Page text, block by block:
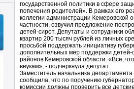
государственной политики в сфере
попечения родителей». В рамках его
коллегии администрации Кемеровской
частности, озвучил предложение
детей-сирот. Депутаты и сотрудники
квартир 200 тысяч рублей из личных
просьбой поддержать инициативу
дополнительных мер поддержки детей-
районов Кемеровской области. «Все,
внукам», - подчеркнула депутат.
Заместитель начальника
сообщила, что по поручению
комиссии должны проверить все